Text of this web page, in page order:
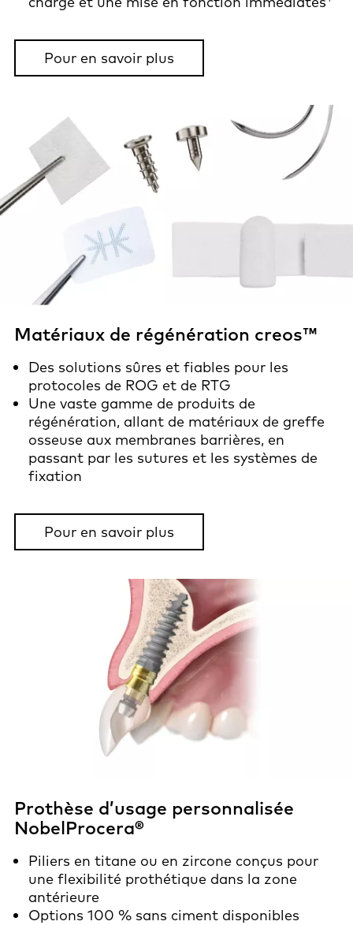
Pour en savoir plus
Matériaux de régénération creos™
Des solutions sûres et fiables pour les
protocoles de ROG et de RTG
Une vaste gamme de produits de
régénération, allant de matériaux de greffe
osseuse aux membranes barrières, en
passant par les sutures et les systèmes de
fixation
Pour en savoir plus
Prothèse d’usage personnalisée
NobelProcera®
Piliers en titane ou en zircone conçus pour
une flexibilité prothétique dans la zone
antérieure
Options 100 % sans ciment disponibles